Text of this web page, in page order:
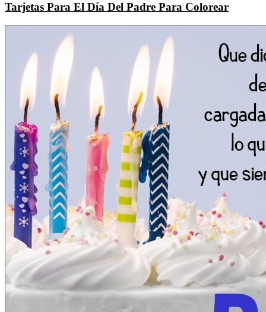
Tarjetas Para El Día Del Padre Para Colorear